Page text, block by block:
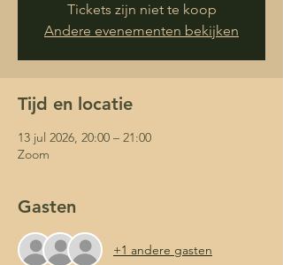
Tickets zijn niet te koop
Andere evenementen bekijken
Tijd en locatie
13 jul 2026, 20:00 – 21:00
Zoom
Gasten
+1 andere gasten